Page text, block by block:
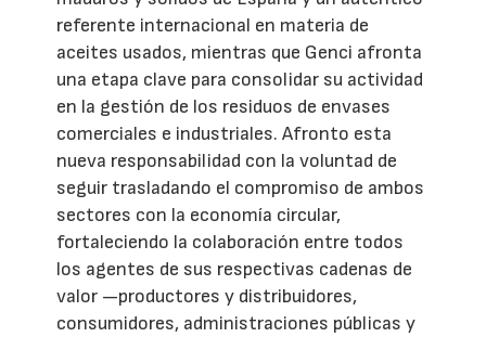
referente internacional en materia de
aceites usados, mientras que Genci afronta
una etapa clave para consolidar su actividad
en la gestión de los residuos de envases
comerciales e industriales. Afronto esta
nueva responsabilidad con la voluntad de
seguir trasladando el compromiso de ambos
sectores con la economía circular,
fortaleciendo la colaboración entre todos
los agentes de sus respectivas cadenas de
valor —productores y distribuidores,
consumidores, administraciones públicas y